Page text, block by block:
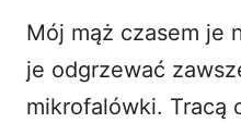
Mój mąż czasem je
je odgrzewać
mikrofalówki. Tracą